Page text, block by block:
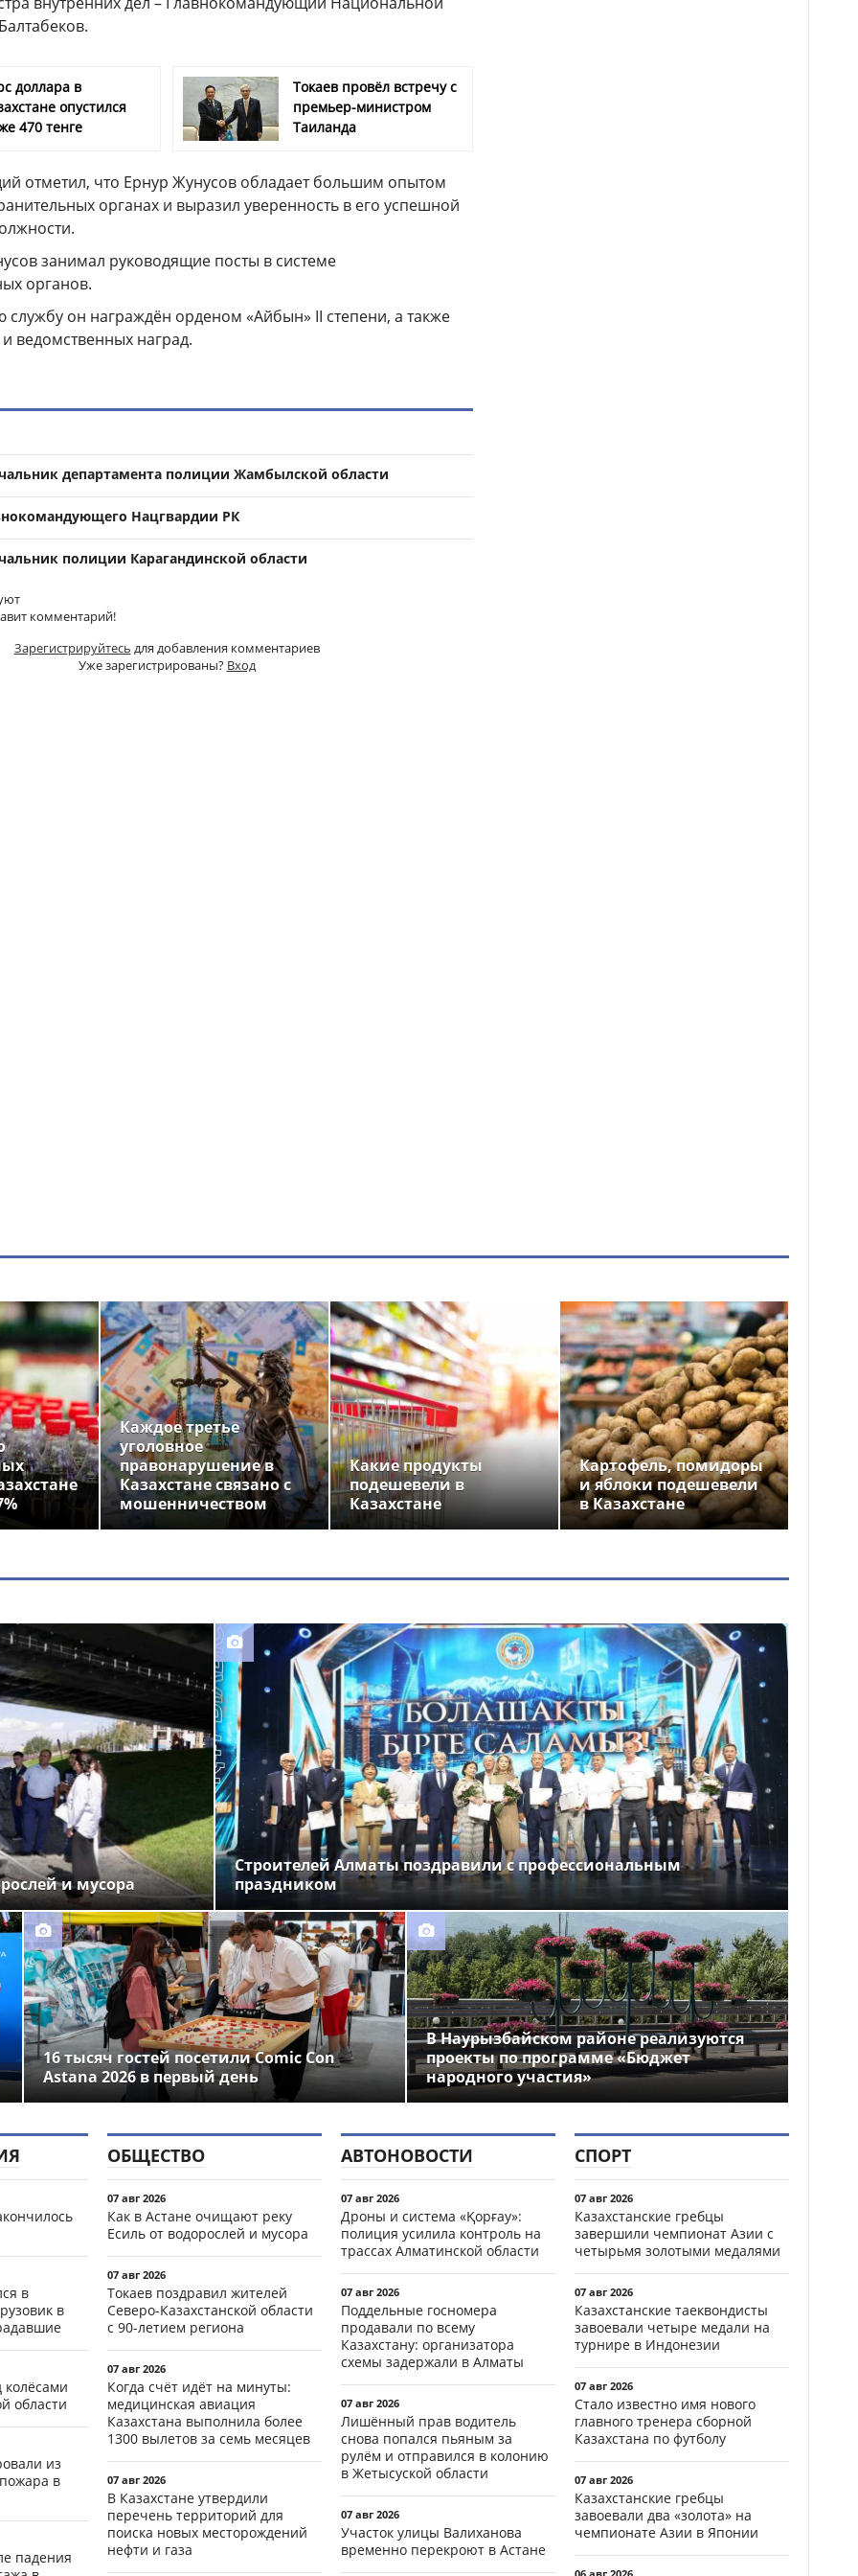
доллара в
опустился
470 тенге
Токаев провёл встречу с
премьер-министром
Таиланда
отметил, что Ернур Жунусов обладает большим опытом
органах и выразил уверенность в его успешной
занимал руководящие посты в системе
органов.
службу он награждён орденом «Айбын» II степени, а также
ведомственных наград.
департамента полиции Жамбылской области
Нацгвардии РК
полиции Карагандинской области
комментарий!
Зарегистрируйтесь для добавления комментариев
Уже зарегистрированы? Вход
Каждое третье
уголовное
правонарушение в
Казахстане связано с
мошенничеством
Какие продукты
подешевели в
Казахстане
Картофель, помидоры
и яблоки подешевели
в Казахстане
и мусора
Строителей Алматы поздравили с профессиональным
праздником
16 тысяч гостей посетили Comic Con
Astana 2026 в первый день
В Наурызбайском районе реализуются
проекты по программе «Бюджет
народного участия»
в
в
области
из
в
падения
ОБЩЕСТВО
07 авг 2026
Как в Астане очищают реку
Есиль от водорослей и мусора
07 авг 2026
Токаев поздравил жителей
Северо-Казахстанской области
с 90-летием региона
07 авг 2026
Когда счёт идёт на минуты:
медицинская авиация
Казахстана выполнила более
1300 вылетов за семь месяцев
07 авг 2026
В Казахстане утвердили
перечень территорий для
поиска новых месторождений
нефти и газа
АВТОНОВОСТИ
07 авг 2026
Дроны и система «Қорғау»:
полиция усилила контроль на
трассах Алматинской области
07 авг 2026
Поддельные госномера
продавали по всему
Казахстану: организатора
схемы задержали в Алматы
07 авг 2026
Лишённый прав водитель
снова попался пьяным за
рулём и отправился в колонию
в Жетысуской области
07 авг 2026
Участок улицы Валиханова
временно перекроют в Астане
СПОРТ
07 авг 2026
Казахстанские гребцы
завершили чемпионат Азии с
четырьмя золотыми медалями
07 авг 2026
Казахстанские таеквондисты
завоевали четыре медали на
турнире в Индонезии
07 авг 2026
Стало известно имя нового
главного тренера сборной
Казахстана по футболу
07 авг 2026
Казахстанские гребцы
завоевали два «золота» на
чемпионате Азии в Японии